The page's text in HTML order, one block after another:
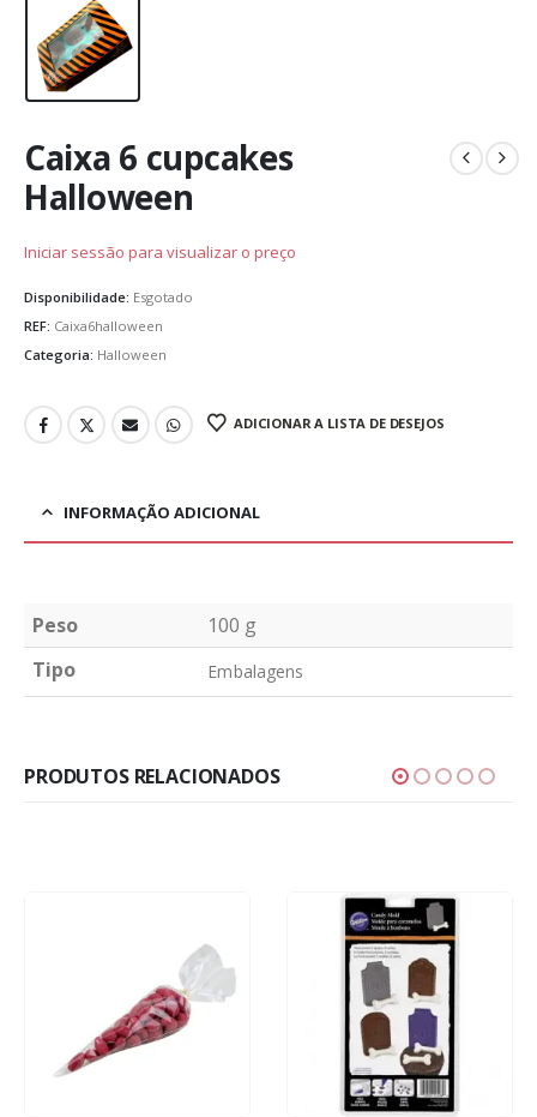
Caixa 6 cupcakes
Halloween
Iniciar sessão para visualizar o preço
Disponibilidade: Esgotado
REF: Caixa6halloween
Categoria: Halloween
ADICIONAR A LISTA DE DESEJOS
INFORMAÇÃO ADICIONAL
Peso
100 g
Tipo
Embalagens
PRODUTOS RELACIONADOS